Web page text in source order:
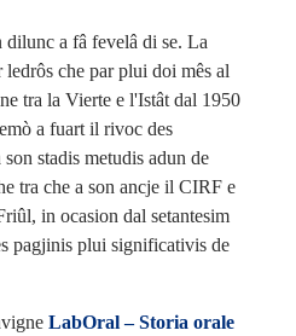
a fâ fevelâ di se. La
che par plui doi mês al
tra la Vierte e l'Istât dal 1950
a fuart il rivoc des
stadis metudis adun de
tra che a son ancje il CIRF e
in ocasion dal setantesim
pagjinis plui significativis de
LabOral – Storia orale